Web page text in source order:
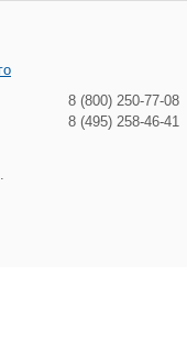
8 (800) 250-77-08
8 (495) 258-46-41